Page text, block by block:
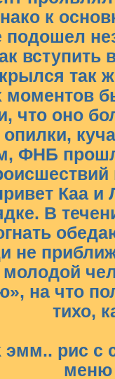
к
подошел
вступить
так
моментов
что оно
ФНБ
Каа и
В
не
на что
тихо,
эмм.. рис с
меню